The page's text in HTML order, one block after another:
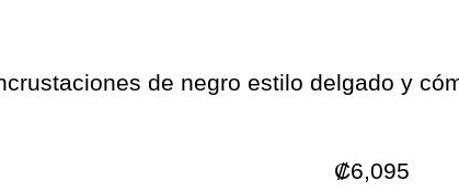
de negro estilo delgado y
₡6,095